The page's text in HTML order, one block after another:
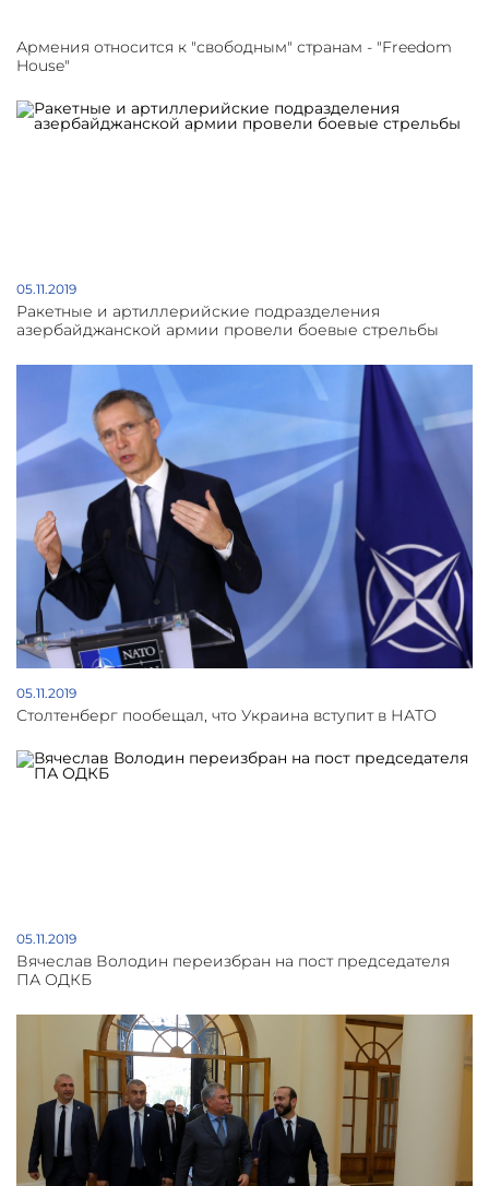
Армения относится к "свободным" странам - "Freedom
House"
05.11.2019
Ракетные и артиллерийские подразделения
азербайджанской армии провели боевые стрельбы
05.11.2019
Столтенберг пообещал, что Украина вступит в НАТО
05.11.2019
Вячеслав Володин переизбран на пост председателя
ПА ОДКБ